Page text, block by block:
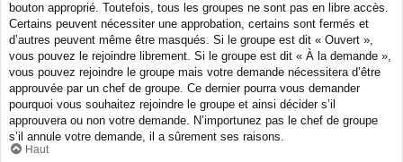
bouton approprié. Toutefois, tous les groupes ne sont pas en libre accès.
Certains peuvent nécessiter une approbation, certains sont fermés et
d’autres peuvent même être masqués. Si le groupe est dit « Ouvert »,
vous pouvez le rejoindre librement. Si le groupe est dit « À la demande »,
vous pouvez rejoindre le groupe mais votre demande nécessitera d’être
approuvée par un chef de groupe. Ce dernier pourra vous demander
pourquoi vous souhaitez rejoindre le groupe et ainsi décider s’il
approuvera ou non votre demande. N’importunez pas le chef de groupe
s’il annule votre demande, il a sûrement ses raisons.
Haut